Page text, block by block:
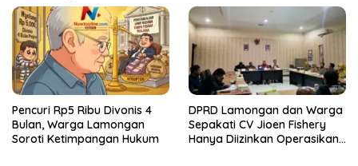
Pencuri Rp5 Ribu Divonis 4
Bulan, Warga Lamongan
Soroti Ketimpangan Hukum
DPRD Lamongan dan Warga
Sepakati CV Jioen Fishery
Hanya Diizinkan Operasikan